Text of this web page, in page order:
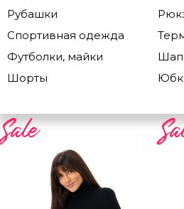
Рубашки
Спортивная одежда
Футболки, майки
Шорты